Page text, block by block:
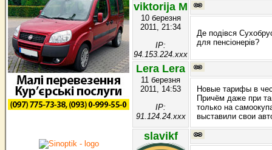
viktorija M
10 березня
2011, 21:34
IP:
94.153.224.xxx
Де подівся
для пенсіонерів?
Lera Lera
11 березня
2011, 14:53
IP:
91.124.24.xxx
Новые тарифы в
Причём даже при
только на
выставили свои
slavikf